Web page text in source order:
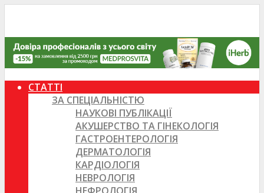
СТАТТІ
ЗА СПЕЦІАЛЬНІСТЮ
НАУКОВІ ПУБЛІКАЦІЇ
АКУШЕРСТВО ТА ГІНЕКОЛОГІЯ
ГАСТРОЕНТЕРОЛОГІЯ
ДЕРМАТОЛОГІЯ
КАРДІОЛОГІЯ
НЕВРОЛОГІЯ